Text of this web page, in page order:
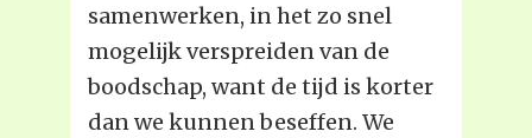
samenwerken, in het zo snel
mogelijk verspreiden van de
boodschap, want de tijd is korter
dan we kunnen beseffen. We